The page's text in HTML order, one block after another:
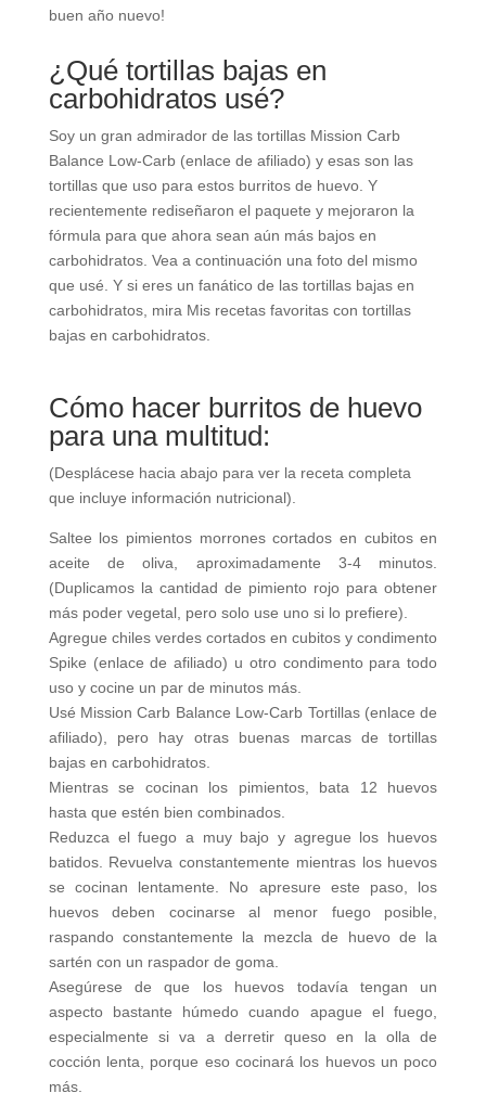
buen año nuevo!
¿Qué tortillas bajas en
carbohidratos usé?
Soy un gran admirador de las tortillas Mission Carb
Balance Low-Carb (enlace de afiliado) y esas son las
tortillas que uso para estos burritos de huevo. Y
recientemente rediseñaron el paquete y mejoraron la
fórmula para que ahora sean aún más bajos en
carbohidratos. Vea a continuación una foto del mismo
que usé. Y si eres un fanático de las tortillas bajas en
carbohidratos, mira Mis recetas favoritas con tortillas
bajas en carbohidratos.
Cómo hacer burritos de huevo
para una multitud:
(Desplácese hacia abajo para ver la receta completa
que incluye información nutricional).
Saltee los pimientos morrones cortados en cubitos en
aceite de oliva, aproximadamente 3-4 minutos.
(Duplicamos la cantidad de pimiento rojo para obtener
más poder vegetal, pero solo use uno si lo prefiere).
Agregue chiles verdes cortados en cubitos y condimento
Spike (enlace de afiliado) u otro condimento para todo
uso y cocine un par de minutos más.
Usé Mission Carb Balance Low-Carb Tortillas (enlace de
afiliado), pero hay otras buenas marcas de tortillas
bajas en carbohidratos.
Mientras se cocinan los pimientos, bata 12 huevos
hasta que estén bien combinados.
Reduzca el fuego a muy bajo y agregue los huevos
batidos. Revuelva constantemente mientras los huevos
se cocinan lentamente. No apresure este paso, los
huevos deben cocinarse al menor fuego posible,
raspando constantemente la mezcla de huevo de la
sartén con un raspador de goma.
Asegúrese de que los huevos todavía tengan un
aspecto bastante húmedo cuando apague el fuego,
especialmente si va a derretir queso en la olla de
cocción lenta, porque eso cocinará los huevos un poco
más.